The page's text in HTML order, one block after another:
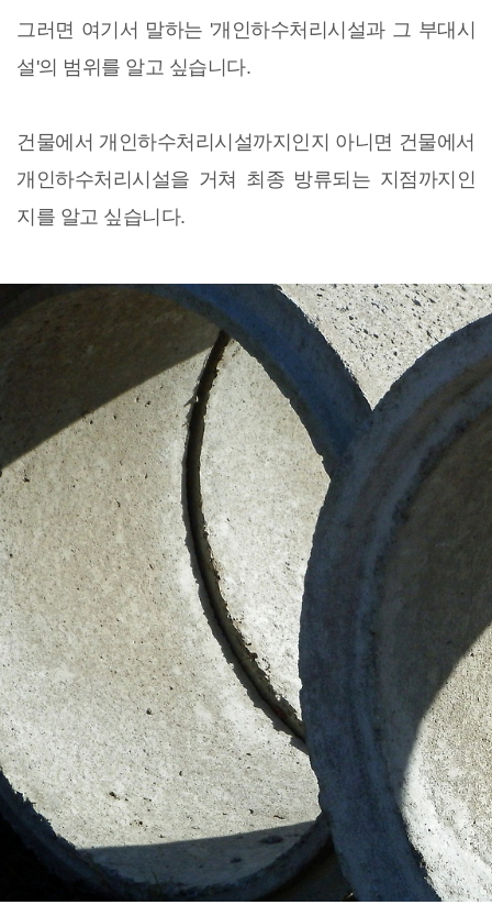
그러면 여기서 말하는 '개인하수처리시설과 그 부대시
설'의 범위를 알고 싶습니다.
건물에서 개인하수처리시설까지인지 아니면 건물에서
개인하수처리시설을 거쳐 최종 방류되는 지점까지인
지를 알고 싶습니다.